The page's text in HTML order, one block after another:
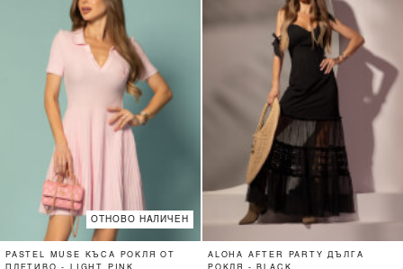
ОТНОВО НАЛИЧЕН
PASTEL MUSE КЪСА РОКЛЯ ОТ
ALOHA AFTER PARTY ДЪЛГА